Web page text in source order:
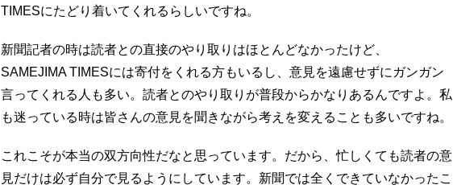
TIMESにたどり着いてくれるらしいですね。
新聞記者の時は読者との直接のやり取りはほとんどなかったけど、
SAMEJIMA TIMESには寄付をくれる方もいるし、意見を遠慮せずにガンガン
言ってくれる人も多い。読者とのやり取りが普段からかなりあるんですよ。私
も迷っている時は皆さんの意見を聞きながら考えを変えることも多いですね。
これこそが本当の双方向性だなと思っています。だから、忙しくても読者の意
見だけは必ず自分で見るようにしています。新聞では全くできていなかったこ